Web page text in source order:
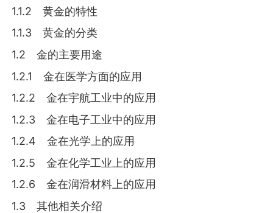
1.1.2 黄金的特性
1.1.3 黄金的分类
1.2 金的主要用途
1.2.1 金在医学方面的应用
1.2.2 金在宇航工业中的应用
1.2.3 金在电子工业中的应用
1.2.4 金在光学上的应用
1.2.5 金在化学工业上的应用
1.2.6 金在润滑材料上的应用
1.3 其他相关介绍